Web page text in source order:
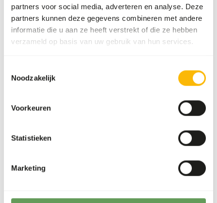
partners voor social media, adverteren en analyse. Deze
partners kunnen deze gegevens combineren met andere
informatie die u aan ze heeft verstrekt of die ze hebben
verzameld op basis van uw gebruik van hun services.
Noodzakelijk
Voorkeuren
Statistieken
Marketing
Straat en huisnummer
Land *(verplicht)